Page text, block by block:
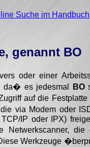
Suche im Handbuch
genannt BO
oder einer
da� es jedesmal
BO
auf die
via Modem oder
IP oder IPX)
Netwerkscanner,
Werkzeuge